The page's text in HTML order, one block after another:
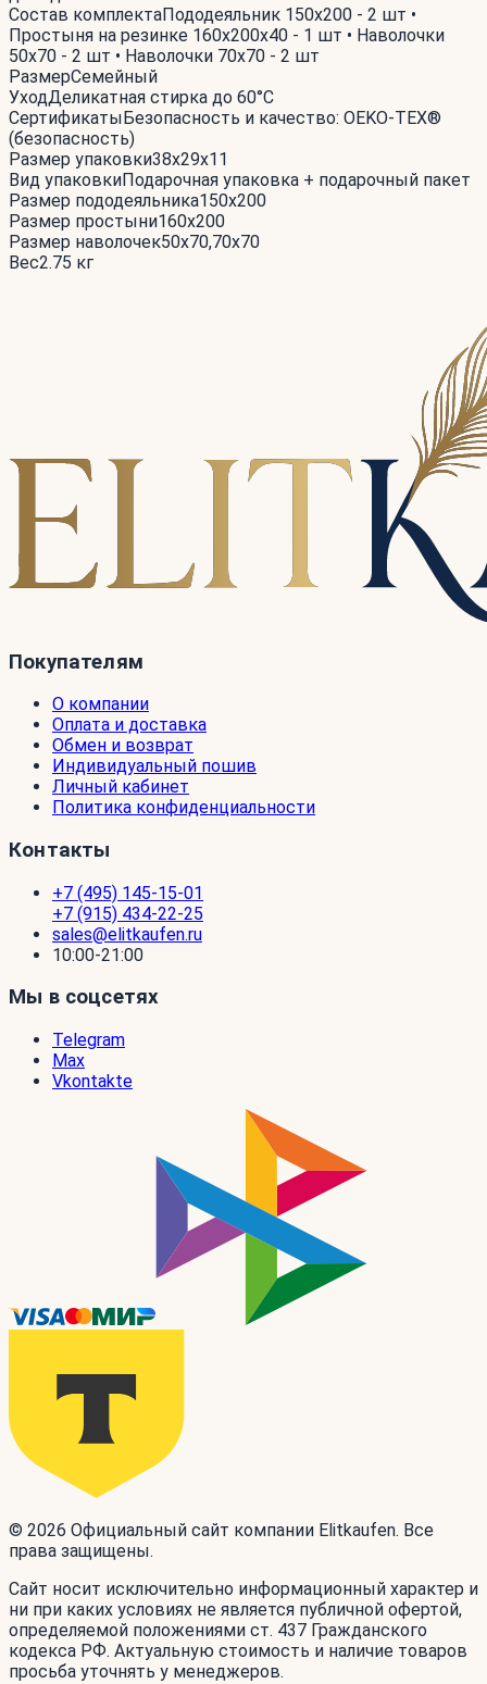
Состав комплектаПододеяльник 150x200 - 2 шт •
Простыня на резинке 160x200x40 - 1 шт • Наволочки
50x70 - 2 шт • Наволочки 70x70 - 2 шт
РазмерСемейный
УходДеликатная стирка до 60°С
СертификатыБезопасность и качество: OEKO-TEX®
(безопасность)
Размер упаковки38x29x11
Вид упаковкиПодарочная упаковка + подарочный пакет
Размер пододеяльника150x200
Размер простыни160x200
Размер наволочек50x70,70x70
Вес2.75 кг
Покупателям
О компании
Оплата и доставка
Обмен и возврат
Индивидуальный пошив
Личный кабинет
Политика конфиденциальности
Контакты
+7 (495) 145-15-01
+7 (915) 434-22-25
sales@elitkaufen.ru
10:00-21:00
Мы в соцсетях
Telegram
Max
Vkontakte
© 2026 Официальный сайт компании Elitkaufen. Все
права защищены.
Сайт носит исключительно информационный характер и
ни при каких условиях не является публичной офертой,
определяемой положениями ст. 437 Гражданского
кодекса РФ. Актуальную стоимость и наличие товаров
просьба уточнять у менеджеров.